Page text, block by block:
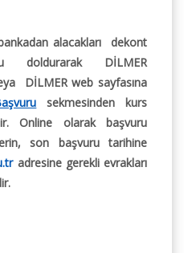
alacakları dekont
doldurarak DİLMER
DİLMER web sayfasına
sekmesinden kurs
Online olarak başvuru
son başvuru tarihine
adresine gerekli evrakları